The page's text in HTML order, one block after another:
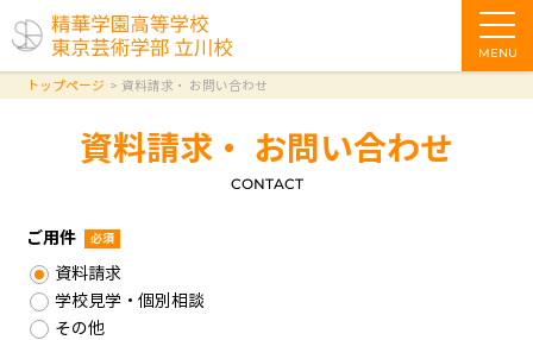
MENU
トップページ 資料請求・ お問い合わせ
資料請求・ お問い合わせ
CONTACT
ご用件 必須
資料請求
学校見学・個別相談
その他